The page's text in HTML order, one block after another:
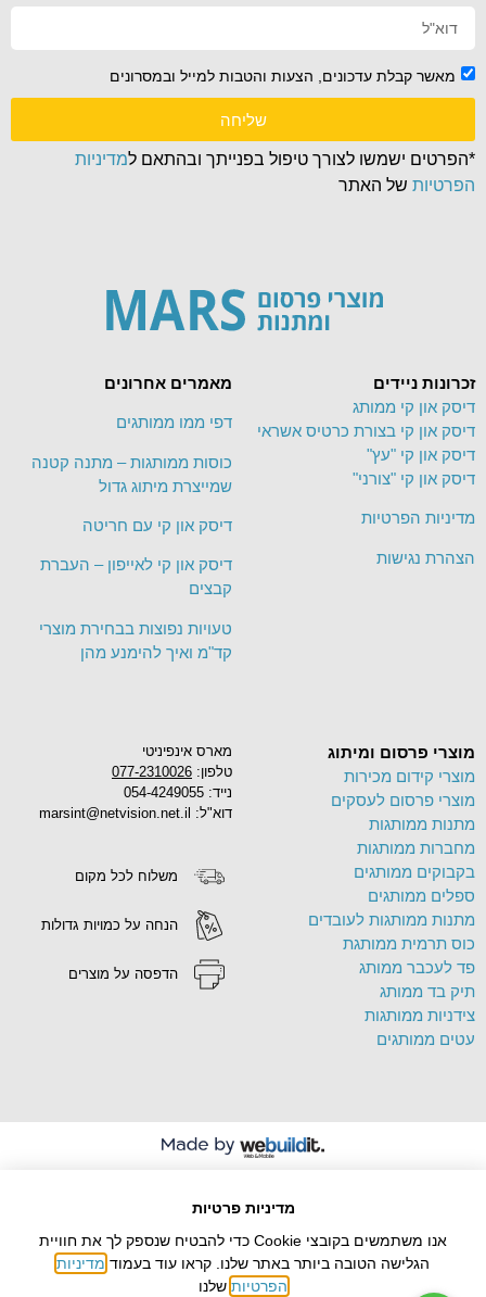
מארס אינפיניטי
טלפון: 077-2310026
נייד: 054-4249055
דוא"ל: marsint@netvision.net.il
משלוח לכל מקום
הנחה על כמויות גדולות
הדפסה על מוצרים
מוצרי פרסום ומיתוג
מוצרי קידום מכירות
מוצרי פרסום לעסקים
מתנות ממותגות
מחברות ממותגות
בקבוקים ממותגים
ספלים ממותגים
מתנות ממותגות לעובדים
כוס תרמית ממותגת
פד לעכבר ממותג
תיק בד ממותג
צידניות ממותגות
עטים ממותגים
מאמרים אחרונים
דפי ממו ממותגים
כוסות ממותגות – מתנה קטנה
שמייצרת מיתוג גדול
דיסק און קי עם חריטה
דיסק און קי לאייפון – העברת
קבצים
טעויות נפוצות בבחירת מוצרי
קד"מ ואיך להימנע מהן
זכרונות ניידים
דיסק און קי ממותג
דיסק און קי בצורת כרטיס אשראי
דיסק און קי "עץ"
דיסק און קי "צורני"
מדיניות הפרטיות
הצהרת נגישות
מאשר קבלת עדכונים, הצעות והטבות למייל ובמסרונים
שליחה
*הפרטים ישמשו לצורך טיפול בפנייתך ובהתאם למדיניות
הפרטיות של האתר
מדיניות פרטיות
אנו משתמשים בקובצי Cookie כדי להבטיח שנספק לך את חוויית
הגלישה הטובה ביותר באתר שלנו. קראו עוד בעמוד מדיניות
הפרטיות שלנו